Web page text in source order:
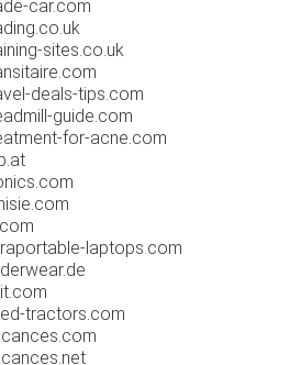
car.com
sites.co.uk
deals-tips.com
guide.com
for-acne.com
laptops.com
tractors.com